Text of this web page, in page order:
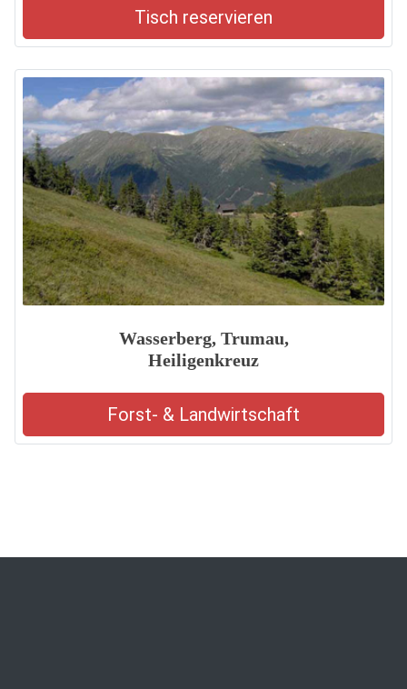
Tisch reservieren
Wasserberg, Trumau,
Heiligenkreuz
Forst- & Landwirtschaft